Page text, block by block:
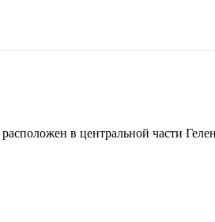
в центральной части